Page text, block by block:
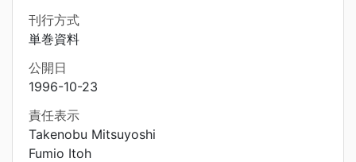
刊行方式
単巻資料
公開日
1996-10-23
責任表示
Takenobu Mitsuyoshi
Fumio Itoh